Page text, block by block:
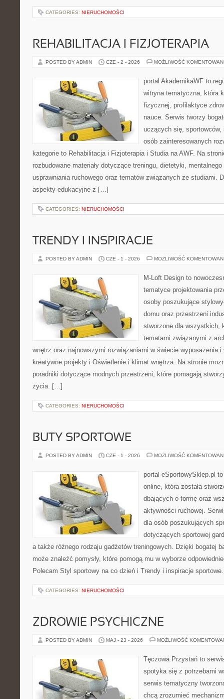
CATEGORIES: NIERUCHOMOŚCI
REHABILITACJA I FIZJOTERAPIA
POSTED BY ADMIN CZE - 2 - 2026 MOŻLIWOŚĆ
portal AkademikaWF to
witryna tematyczna, która
fizycznej, profilaktyce
nauce. Serwis tworzy
uczących się,
osób zainteresowanych
kategorie to Rehabilitacja i Fizjoterapia i Studia na AWF. Na
rozbudowane materiały dotyczące treningu, dietetyki,
usprawniania ruchowego oraz tematów związanych ze studiami.
aspekty edukacyjne z […]
CATEGORIES: NIERUCHOMOŚCI
TRENDY I INSPIRACJE
POSTED BY ADMIN CZE - 1 - 2026 MOŻLIWOŚĆ
M-Loft Design to
tematyce projektowania
osoby poszukujące
domu oraz przestrzeni
stworzone dla wszystkich,
tematami związanymi z
wnętrz oraz najnowszymi rozwiązaniami w świecie wyposażenia
kreatywne projekty i Oświetlenie i klimat wnętrza. Na stronie
poradniki dotyczące modnych przestrzeni, które pomagają
życia. […]
CATEGORIES: NIERUCHOMOŚCI
BUTY SPORTOWE
POSTED BY ADMIN CZE - 1 - 2026 MOŻLIWOŚĆ
portal eSportowySklep.pl
online, która została
dbających o formę oraz
aktywności ruchowej.
dla osób poszukujących
dotyczących sportowej
a także różnego rodzaju gadżetów treningowych. Dzięki bogatej
może znaleźć pomysły, które pomogą mu w wyborze
Polecam Styl sportowy na co dzień i Trendy i inspiracje
CATEGORIES: NIERUCHOMOŚCI
ZDROWIE PSYCHICZNE
POSTED BY ADMIN MAJ - 23 - 2026 MOŻLIWOŚĆ
Tęczowa Przystań to
spotyka się z potrzebami
serwis tematyczny
chcą zrozumieć